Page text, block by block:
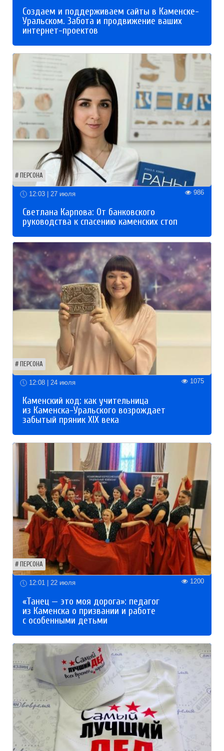
Создаем и поддерживаем сайты в Каменске-
Уральском. Забота и продвижение ваших
интернет-проектов
ПЕРСОНА
12:03 | 27 июля 986
Светлана Карпова: От банковского
руководства к спасению каменских стоп
ПЕРСОНА
12:08 | 24 июля 1075
Каменский код: как учительница
из Каменска-Уральского возрождает
забытый пряник XIX века
ПЕРСОНА
12:01 | 22 июля 1200
«Танец — это моя дорога»: педагог
из Каменска о призвании и работе
с особенными детьми